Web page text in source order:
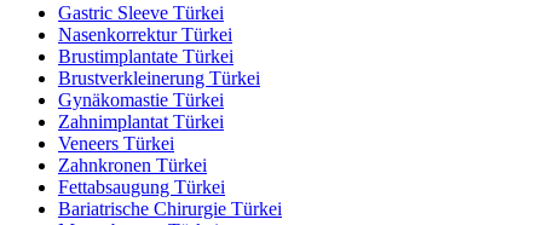
Gastric Sleeve Türkei
Nasenkorrektur Türkei
Brustimplantate Türkei
Brustverkleinerung Türkei
Gynäkomastie Türkei
Zahnimplantat Türkei
Veneers Türkei
Zahnkronen Türkei
Fettabsaugung Türkei
Bariatrische Chirurgie Türkei